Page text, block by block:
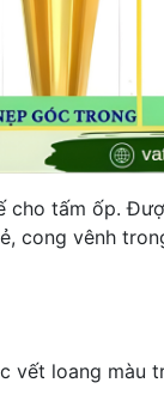
tấm ốp.
cong vênh
vết loang